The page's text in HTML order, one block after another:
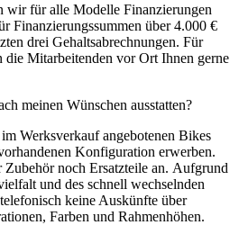
wir für alle Modelle Finanzierungen
Finanzierungssummen über 4.000 €
drei Gehaltsabrechnungen. Für
die Mitarbeitenden vor Ort Ihnen gerne
meinen Wünschen ausstatten?
Werksverkauf angebotenen Bikes
Konfiguration erwerben.
noch Ersatzteile an. Aufgrund
und des schnell wechselnden
keine Auskünfte über
Farben und Rahmenhöhen.